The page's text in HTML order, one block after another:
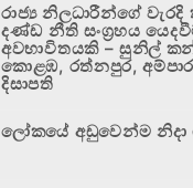
රාජ්‍ය නිලධාරීන්ගේ
දණ්ඩ නීති සංග්‍රහය
අවභාවිතයකි – සුනිල්
කොළඹ, රත්නපුර,
දිසාපති
ලෝකයේ අඩුවෙන්ම නිදා